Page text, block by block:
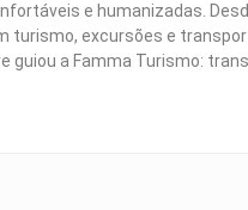
e humanizadas.
excursões e
a Famma Turismo: